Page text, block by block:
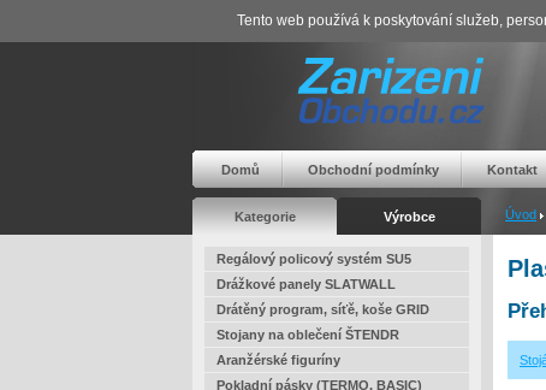
Domů Obchodní podmínky Kontakt
Kategorie Výrobce Úvod
Regálový policový systém SU5
Drážkové panely SLATWALL
Drátěný program, síťě, koše GRID
Stojany na oblečení ŠTENDR
Aranžérské figuríny
Pokladní pásky (TERMO, BASIC)
Tento web používá k poskytování služeb,